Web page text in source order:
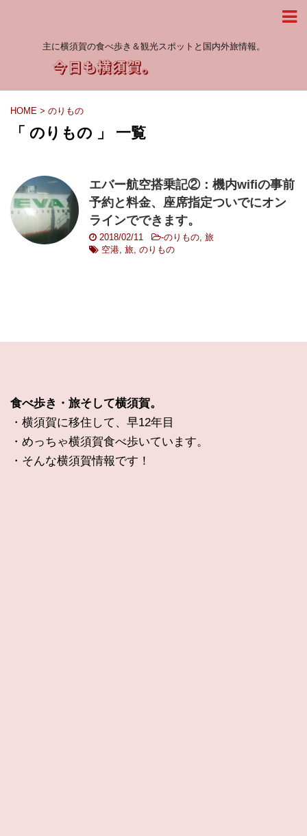
主に横須賀の食べ歩き＆観光スポットと国内外旅情報。
HOME > のりもの
「 のりもの 」 一覧
エバー航空搭乗記②：機内wifiの事前
予約と料金、座席指定ついでにオン
ラインでできます。
2018/02/11 -のりもの 旅
空港 旅 のりもの
食べ歩き・旅そして横須賀。
・横須賀に移住して、早12年目
・めっちゃ横須賀食べ歩いています。
・そんな横須賀情報です！